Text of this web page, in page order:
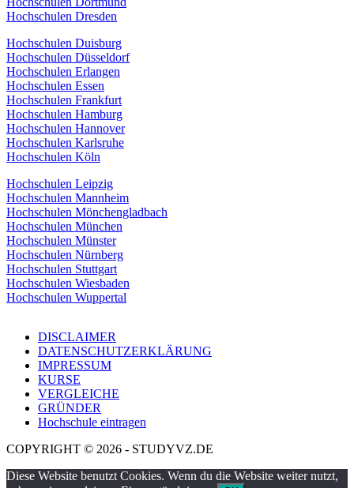
Hochschulen Dresden
Hochschulen Duisburg
Hochschulen Düsseldorf
Hochschulen Erlangen
Hochschulen Essen
Hochschulen Frankfurt
Hochschulen Hamburg
Hochschulen Hannover
Hochschulen Karlsruhe
Hochschulen Köln
Hochschulen Leipzig
Hochschulen Mannheim
Hochschulen Mönchengladbach
Hochschulen München
Hochschulen Münster
Hochschulen Nürnberg
Hochschulen Stuttgart
Hochschulen Wiesbaden
Hochschulen Wuppertal
DISCLAIMER
DATENSCHUTZERKLÄRUNG
IMPRESSUM
KURSE
VERGLEICHE
GRÜNDER
Hochschule eintragen
COPYRIGHT © 2026 - STUDYVZ.DE
Diese Website benutzt Cookies. Wenn du die Website weiter nutzt,